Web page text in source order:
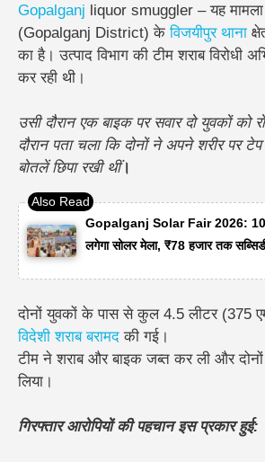
Gopalganj liquor smuggler – यह
(Gopalganj District) केविजयीपुर थाना
का है। उत्पाद विभाग की टीम शराब विरोधी
कर रही थी।
उसी दौरान एक बाइक पर सवार दो युवकों को
दौरान पता चला कि दोनों ने अपने शरीर पर
बोतलें छिपा रखी थीं।
Gopalganj Solar Fair 2026:
लगेगा सोलर मेला, ₹78 हजार तक
दोनों युवकों के पास से कुल 4.5 लीटर (375
विदेशी शराब बरामद की गई।
टीम ने शराब और बाइक जब्त कर ली और
लिया।
गिरफ्तार आरोपियों की पहचान इस प्रकार हुई: